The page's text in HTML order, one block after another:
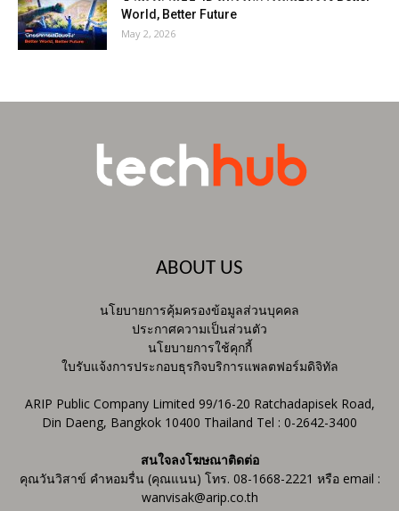
World, Better Future
May 2, 2026
ABOUT US
นโยบายการคุ้มครองข้อมูลส่วนบุคคล
ประกาศความเป็นส่วนตัว
นโยบายการใช้คุกกี้
ใบรับแจ้งการประกอบธุรกิจบริการแพลตฟอร์มดิจิทัล
ARIP Public Company Limited 99/16-20 Ratchadapisek Road,
Din Daeng, Bangkok 10400 Thailand Tel : 0-2642-3400
สนใจลงโฆษณาติดต่อ
คุณวันวิสาข์ คำหอมรื่น (คุณแนน) โทร. 08-1668-2221 หรือ email :
wanvisak@arip.co.th